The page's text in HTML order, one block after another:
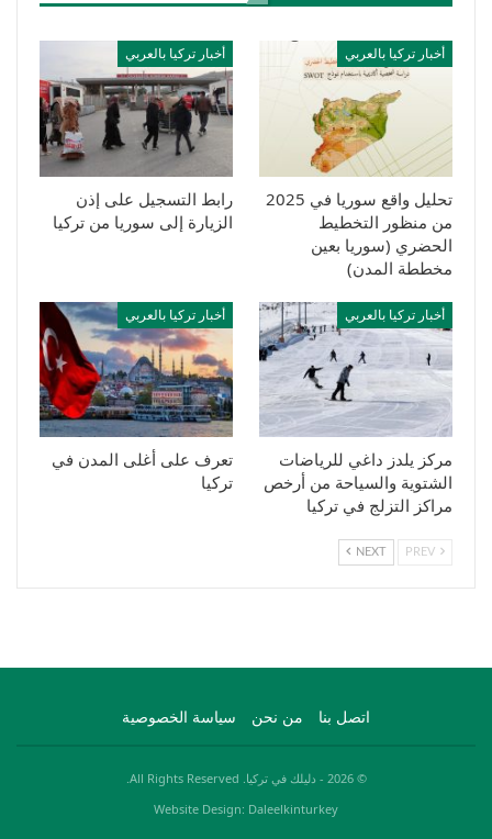
أخبار تركيا بالعربي
تحليل واقع سوريا في 2025
من منظور التخطيط
الحضري (سوريا بعين
مخططة المدن)
أخبار تركيا بالعربي
رابط التسجيل على إذن
الزيارة إلى سوريا من تركيا
أخبار تركيا بالعربي
مركز يلدز داغي للرياضات
الشتوية والسياحة من أرخص
مراكز التزلج في تركيا
أخبار تركيا بالعربي
تعرف على أغلى المدن في
تركيا
NEXT
اتصل بنا من نحن سياسة الخصوصية
© 2026 - دليلك في تركيا. All Rights Reserved.
Website Design: Daleelkinturkey